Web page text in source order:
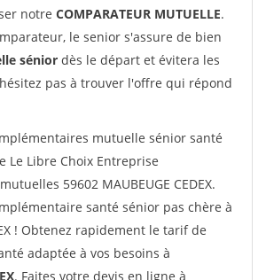
notre COMPARATEUR MUTUELLE.
le senior s'assure de bien
sénior dès le départ et évitera les
pas à trouver l'offre qui répond
mutuelle sénior santé
Le Libre Choix Entreprise
59602 MAUBEUGE CEDEX.
santé sénior pas chère à
! Obtenez rapidement le tarif de
adaptée à vos besoins à
. Faites votre devis en ligne à